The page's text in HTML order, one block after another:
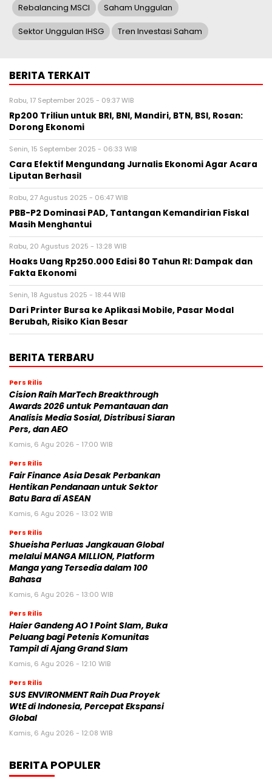
Rebalancing MSCI Saham Unggulan
Sektor Unggulan IHSG Tren Investasi Saham
BERITA TERKAIT
Rabu, 17 September 2025 - 09:37 WIB
Rp200 Triliun untuk BRI, BNI, Mandiri, BTN, BSI, Rosan:
Dorong Ekonomi
Senin, 15 September 2025 - 06:33 WIB
Cara Efektif Mengundang Jurnalis Ekonomi Agar Acara
Liputan Berhasil
Rabu, 27 Agustus 2025 - 06:47 WIB
PBB-P2 Dominasi PAD, Tantangan Kemandirian Fiskal
Masih Menghantui
Rabu, 20 Agustus 2025 - 13:28 WIB
Hoaks Uang Rp250.000 Edisi 80 Tahun RI: Dampak dan
Fakta Ekonomi
Senin, 18 Agustus 2025 - 18:44 WIB
Dari Printer Bursa ke Aplikasi Mobile, Pasar Modal
Berubah, Risiko Kian Besar
BERITA TERBARU
Pers Rilis
Cision Raih MarTech Breakthrough
Awards 2026 untuk Pemantauan dan
Analisis Media Sosial, Distribusi Siaran
Pers, dan AEO
Kamis, 6 Agu 2026 - 17:00 WIB
Pers Rilis
Fair Finance Asia Desak Perbankan
Hentikan Pendanaan untuk Sektor
Batu Bara di ASEAN
Kamis, 6 Agu 2026 - 13:02 WIB
Pers Rilis
Shueisha Perluas Jangkauan Global
melalui MANGA MILLION, Platform
Manga yang Tersedia dalam 100
Bahasa
Kamis, 6 Agu 2026 - 13:00 WIB
Pers Rilis
Haier Gandeng AO 1 Point Slam, Buka
Peluang bagi Petenis Komunitas
Tampil di Ajang Grand Slam
Kamis, 6 Agu 2026 - 12:10 WIB
Pers Rilis
SUS ENVIRONMENT Raih Dua Proyek
WtE di Indonesia, Percepat Ekspansi
Global
Kamis, 6 Agu 2026 - 12:08 WIB
BERITA POPULER